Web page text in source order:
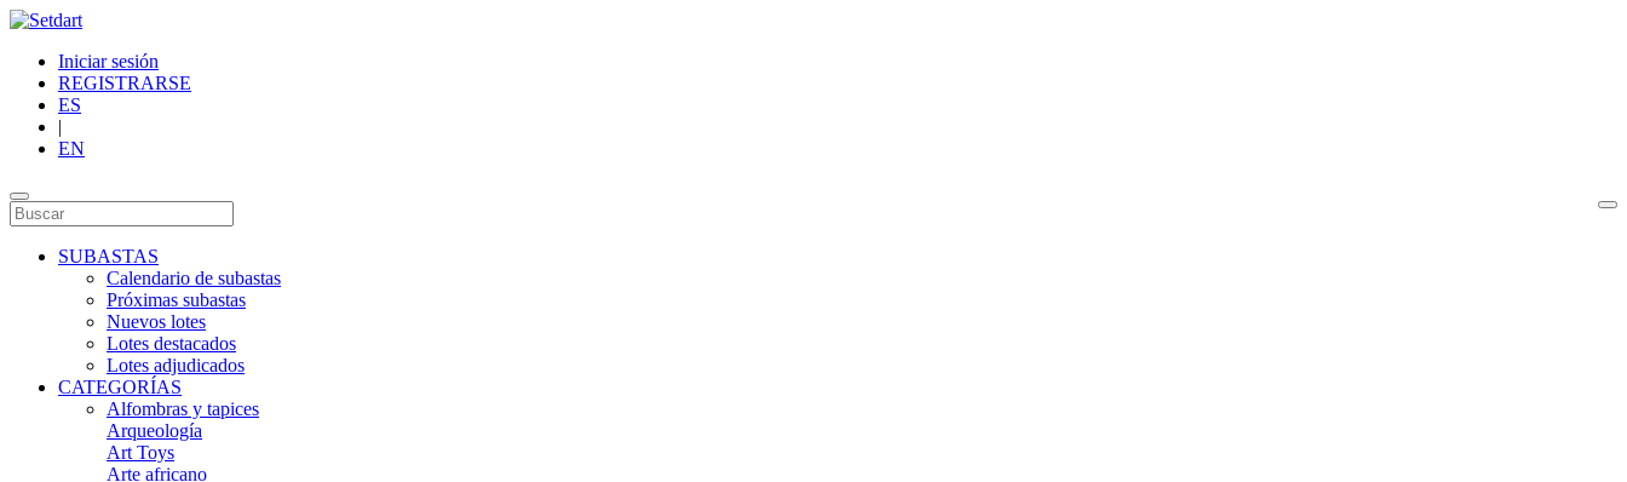
Iniciar sesión
REGISTRARSE
ES
|
EN
SUBASTAS
Calendario de subastas
Próximas subastas
Nuevos lotes
Lotes destacados
Lotes adjudicados
CATEGORÍAS
Alfombras y tapices
Arqueología
Art Toys
Arte africano